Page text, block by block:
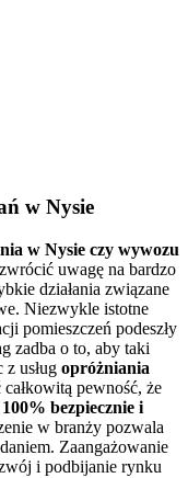
w Nysie
w Nysie czy wywozu
uwagę na bardzo
działania związane
Niezwykle istotne
pomieszczeń podeszły
zadba o to, aby taki
usług opróżniania
całkowitą pewność, że
100% bezpiecznie i
w branży pozwala
Zaangażowanie
i podbijanie rynku